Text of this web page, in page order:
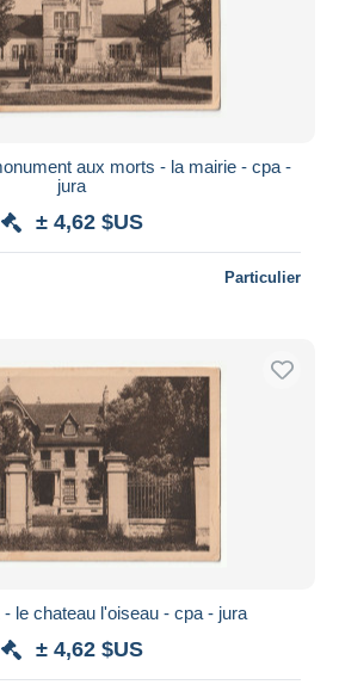
Appliquer
aux morts - la mairie - cpa -
jura
± 4,62 $US
Particulier
- le chateau l'oiseau - cpa - jura
± 4,62 $US